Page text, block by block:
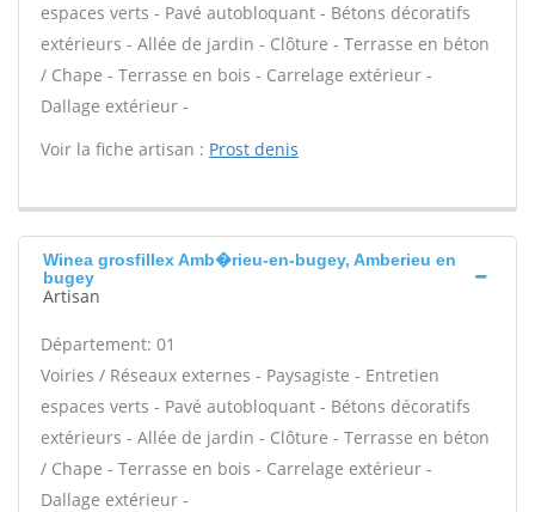
espaces verts - Pavé autobloquant - Bétons décoratifs
extérieurs - Allée de jardin - Clôture - Terrasse en béton
/ Chape - Terrasse en bois - Carrelage extérieur -
Dallage extérieur -
Voir la fiche artisan : Prost denis
Winea grosfillex Amb�rieu-en-bugey, Amberieu en
bugey
Artisan
Département: 01
Voiries / Réseaux externes - Paysagiste - Entretien
espaces verts - Pavé autobloquant - Bétons décoratifs
extérieurs - Allée de jardin - Clôture - Terrasse en béton
/ Chape - Terrasse en bois - Carrelage extérieur -
Dallage extérieur -